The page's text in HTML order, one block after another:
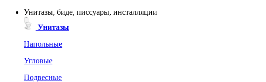
Унитазы, биде, писсуары, инсталляции
Унитазы
Напольные
Угловые
Подвесные